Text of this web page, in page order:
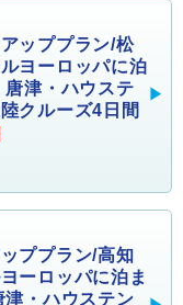
ッププラン/松
ヨーロッパに泊
唐津・ハウステ
クルーズ4日間
ププラン/高知
ーロッパに泊ま
津・ハウステン